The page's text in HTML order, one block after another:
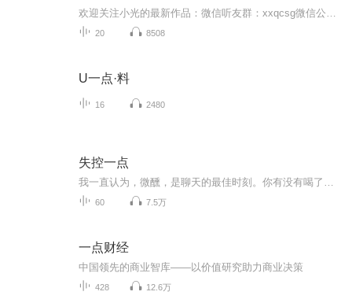
20 8508
U一点·料
16 2480
失控一点
60 7.5万
一点财经
中国领先的商业智库——以价值研究助力商业决策
428 12.6万